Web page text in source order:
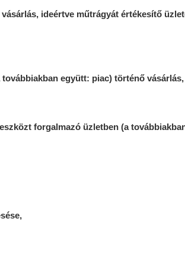
ideértve műtrágyát értékesítő
együtt: piac) történő vásárlás,
forgalmazó üzletben (a